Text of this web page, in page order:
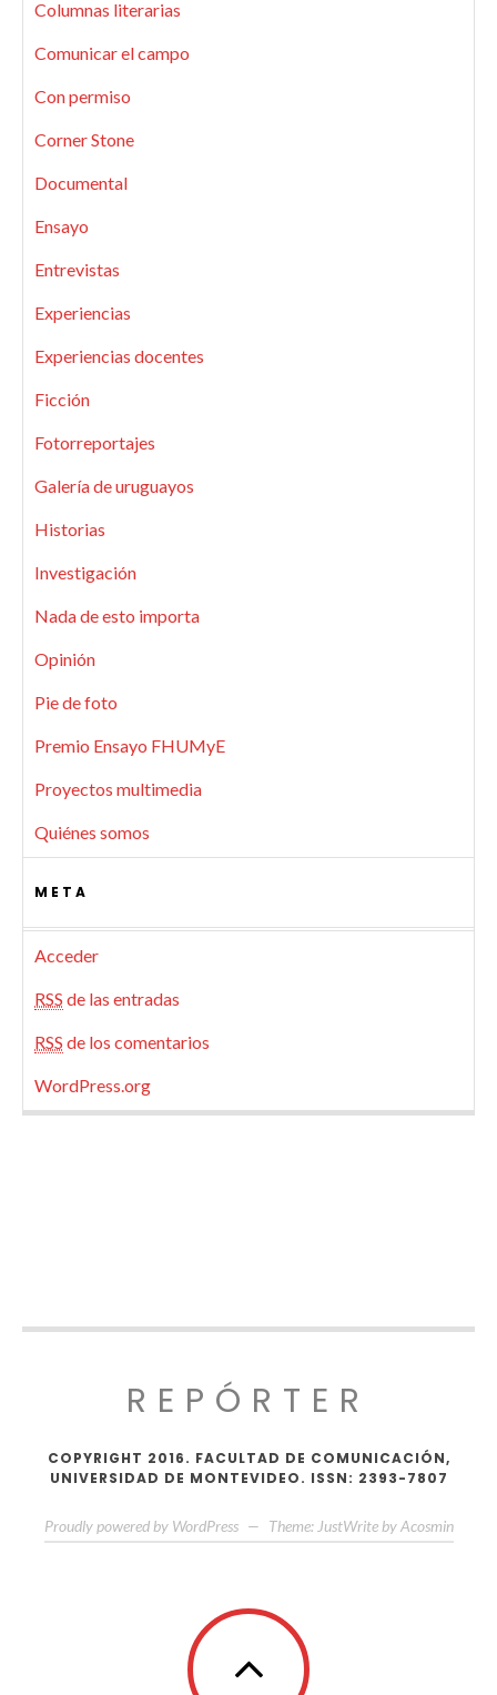
Columnas literarias
Comunicar el campo
Con permiso
Corner Stone
Documental
Ensayo
Entrevistas
Experiencias
Experiencias docentes
Ficción
Fotorreportajes
Galería de uruguayos
Historias
Investigación
Nada de esto importa
Opinión
Pie de foto
Premio Ensayo FHUMyE
Proyectos multimedia
Quiénes somos
META
Acceder
RSS de las entradas
RSS de los comentarios
WordPress.org
REPÓRTER
COPYRIGHT 2016. FACULTAD DE COMUNICACIÓN,
UNIVERSIDAD DE MONTEVIDEO. ISSN: 2393-7807
Proudly powered by WordPress — Theme: JustWrite by Acosmin